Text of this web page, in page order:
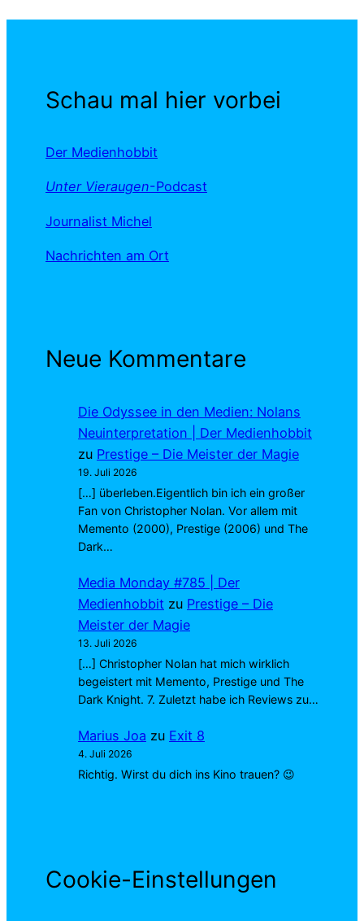
Schau mal hier vorbei
Der Medienhobbit
Unter Vieraugen-Podcast
Journalist Michel
Nachrichten am Ort
Neue Kommentare
Die Odyssee in den Medien: Nolans
Neuinterpretation | Der Medienhobbit
zu Prestige – Die Meister der Magie
19. Juli 2026
[…] überleben.Eigentlich bin ich ein großer
Fan von Christopher Nolan. Vor allem mit
Memento (2000), Prestige (2006) und The
Dark…
Media Monday #785 | Der
Medienhobbit zu Prestige – Die
Meister der Magie
13. Juli 2026
[…] Christopher Nolan hat mich wirklich
begeistert mit Memento, Prestige und The
Dark Knight. 7. Zuletzt habe ich Reviews zu…
Marius Joa zu Exit 8
4. Juli 2026
Richtig. Wirst du dich ins Kino trauen? 😉
Cookie-Einstellungen